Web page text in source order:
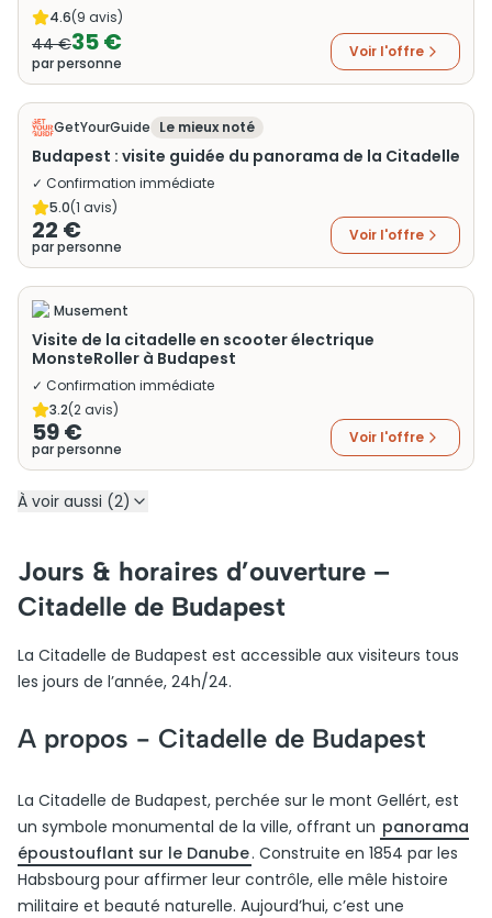
4.6(9 avis)
44 €35 €
par personne
Voir l'offre
GetYourGuide Le mieux noté
Budapest : visite guidée du panorama de la Citadelle
✓ Confirmation immédiate
5.0(1 avis)
22 €
par personne
Voir l'offre
Musement
Visite de la citadelle en scooter électrique
MonsteRoller à Budapest
✓ Confirmation immédiate
3.2(2avis)
59 €
par personne
Voir l'offre
À voir aussi (2)
Jours & horaires d’ouverture –
Citadelle de Budapest
La Citadelle de Budapest est accessible aux visiteurs tous
les jours de l’année, 24h/24.
A propos - Citadelle de Budapest
La Citadelle de Budapest, perchée sur le mont Gellért, est
un symbole monumental de la ville, offrant un panorama
époustouflant sur le Danube. Construite en 1854 par les
Habsbourg pour affirmer leur contrôle, elle mêle histoire
militaire et beauté naturelle. Aujourd’hui, c’est une